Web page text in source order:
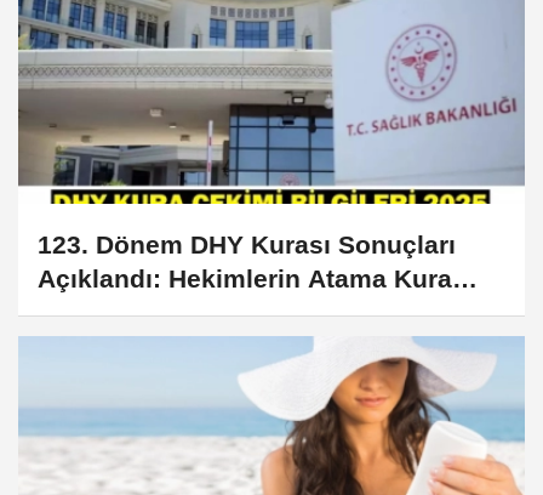
123. Dönem DHY Kurası Sonuçları
Açıklandı: Hekimlerin Atama Kura
İsim Listesi Yayımlandı